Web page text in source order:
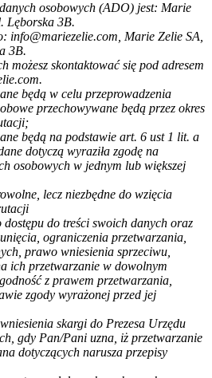
osobowych (ADO) jest: Marie
Lęborska 3B.
info@mariezelie.com, Marie Zelie SA,
3B.
możesz skontaktować się pod adresem
będą w celu przeprowadzenia
przechowywane będą przez okres
będą na podstawie art. 6 ust 1 lit. a
dotyczą wyraziła zgodę na
osobowych w jednym lub większej
lecz niezbędne do wzięcia
do treści swoich danych oraz
ograniczenia przetwarzania,
prawo wniesienia sprzeciwu,
ich przetwarzanie w dowolnym
z prawem przetwarzania,
zgody wyrażonej przed jej
skargi do Prezesa Urzędu
gdy Pan/Pani uzna, iż przetwarzanie
dotyczących narusza przepisy